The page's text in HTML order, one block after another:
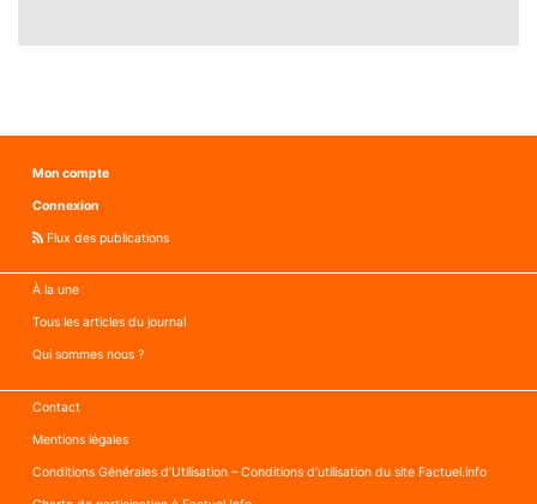
Mon compte
Connexion
Flux des publications
À la une
Tous les articles du journal
Qui sommes nous ?
Contact
Mentions légales
Conditions Générales d’Utilisation – Conditions d’utilisation du site Factuel.info